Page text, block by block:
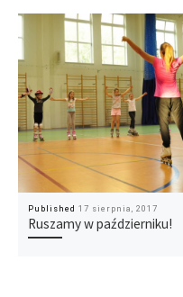
Published 17 sierpnia, 2017
Ruszamy w październiku!